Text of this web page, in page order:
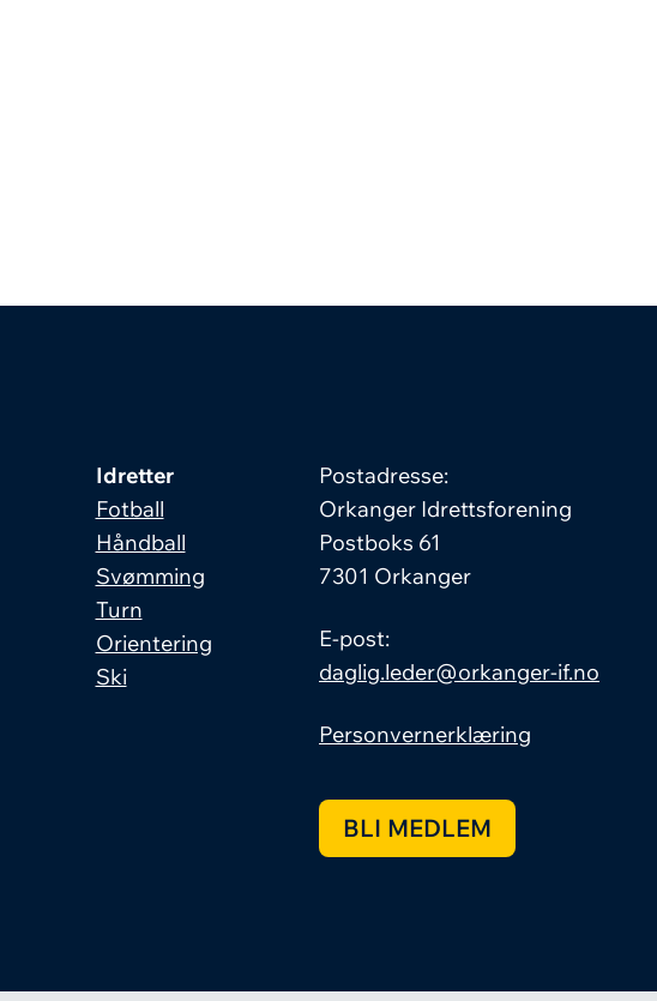
Idretter
Fotball
Håndball
Svømming
Turn
Orientering
Ski
Postadresse:
Orkanger Idrettsforening
Postboks 61
7301 Orkanger
E-post:
daglig.leder@orkanger-if.no
Personvernerklæring
BLI MEDLEM